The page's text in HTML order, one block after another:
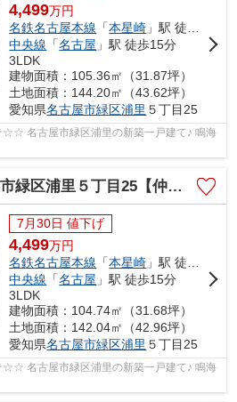
4,499万円
名鉄名古屋本線 「本星崎 」駅 徒歩10分
中央線 「名古屋 」駅 徒歩15分
3LDK
建物面積：105.36㎡（31.87坪）
土地面積：144.20㎡（43.62坪）
愛知県名古屋市緑区浦里 ５丁目25
名古屋市緑区浦里の新築一戸建て♪ 鳴海
里５丁目25【仲介手数料無料】新築一戸建て 2号棟
7月30日 値下げ
4,499万円
名鉄名古屋本線 「本星崎 」駅 徒歩10分
中央線 「名古屋 」駅 徒歩15分
3LDK
建物面積：104.74㎡（31.68坪）
土地面積：142.04㎡（42.96坪）
愛知県名古屋市緑区浦里 ５丁目25
名古屋市緑区浦里の新築一戸建て♪ 鳴海